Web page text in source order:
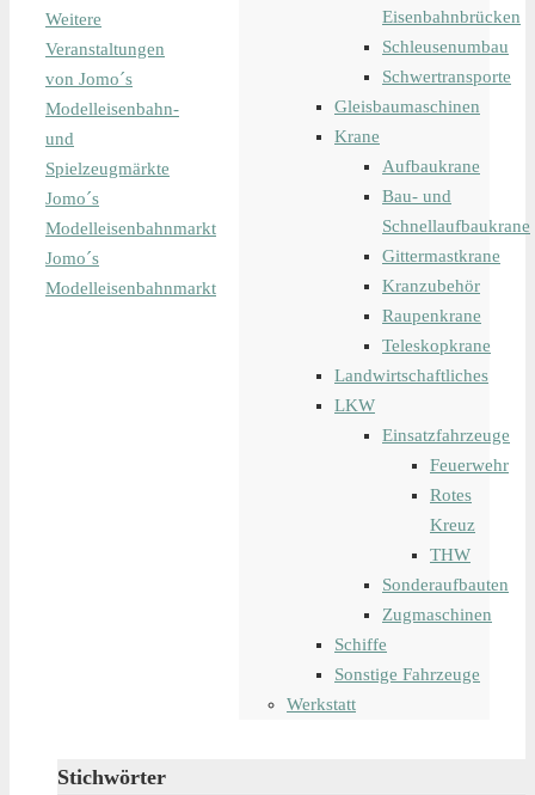
Weitere
Veranstaltungen
von Jomo´s
Modelleisenbahn-
und
Spielzeugmärkte
Jomo´s
Modelleisenbahnmarkt
Jomo´s
Modelleisenbahnmarkt
Eisenbahnbrücken
Schleusenumbau
Schwertransporte
Gleisbaumaschinen
Krane
Aufbaukrane
Bau- und
Schnellaufbaukrane
Gittermastkrane
Kranzubehör
Raupenkrane
Teleskopkrane
Landwirtschaftliches
LKW
Einsatzfahrzeuge
Feuerwehr
Rotes
Kreuz
THW
Sonderaufbauten
Zugmaschinen
Schiffe
Sonstige Fahrzeuge
Werkstatt
Stichwörter